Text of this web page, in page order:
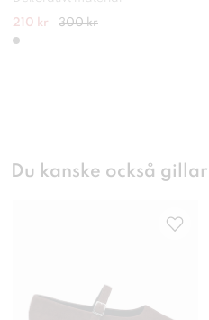
210 kr 300 kr
Du kanske också gillar